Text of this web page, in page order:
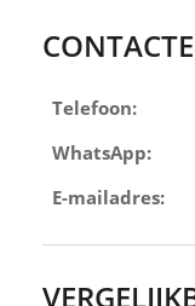
Telefoon:
WhatsApp:
E-mailadres: